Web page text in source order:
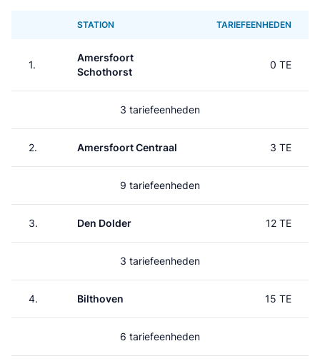
STATION TARIEFEENHEDEN
1.
Amersfoort
Schothorst
0 TE
3 tariefeenheden
2. Amersfoort Centraal 3 TE
9 tariefeenheden
3. Den Dolder 12 TE
3 tariefeenheden
4. Bilthoven 15 TE
6 tariefeenheden